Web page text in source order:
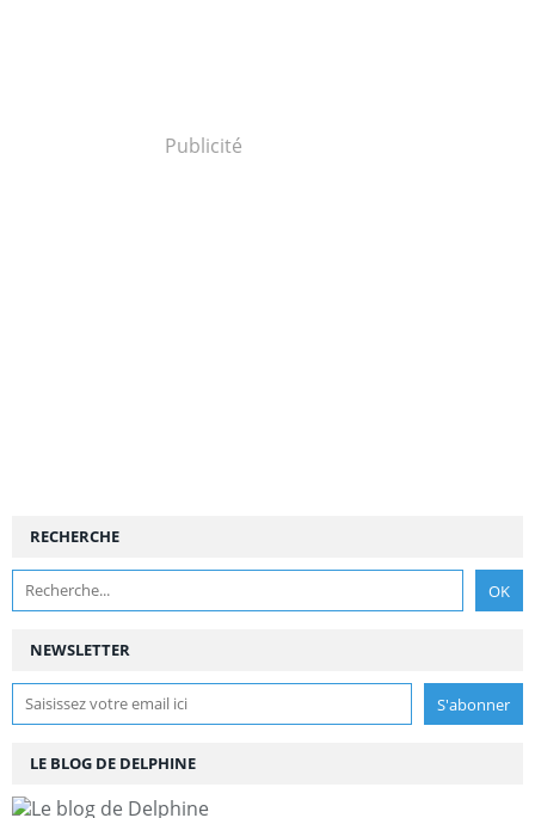
Publicité
NEWSLETTER
RECHERCHE
LE BLOG DE DELPHINE